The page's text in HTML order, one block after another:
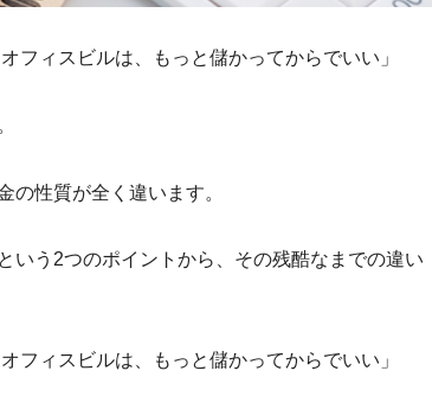
フィスビルは、もっと儲かってからでいい」
性質が全く違います。
いう2つのポイントから、その残酷なまでの違い
フィスビルは、もっと儲かってからでいい」